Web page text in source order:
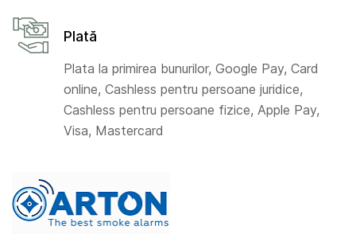
Plată
Plata la primirea bunurilor, Google Pay, Card
online, Cashless pentru persoane juridice,
Cashless pentru persoane fizice, Apple Pay,
Visa, Mastercard